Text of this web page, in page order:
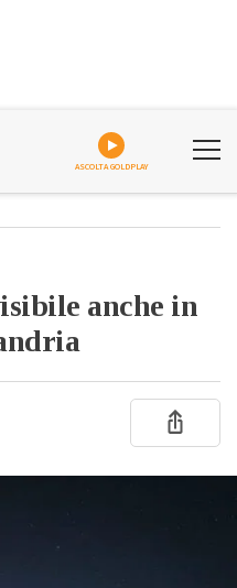
ASCOLTA GOLDPLAY
anche in